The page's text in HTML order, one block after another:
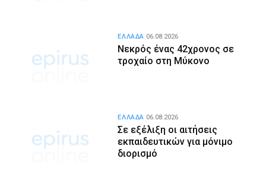
Νεκρός ένας 42χρονος σε
τροχαίο στη Μύκονο
ΕΛΛΑΔΑ 06.08.2026
Σε εξέλιξη οι αιτήσεις
εκπαιδευτικών για μόνιμο
διορισμό
ΕΛΛΑΔΑ 06.08.2026